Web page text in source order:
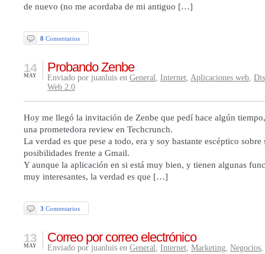
de nuevo (no me acordaba de mi antiguo […]
8 Comentarios
Probando Zenbe
14
MAY Enviado por juanluis en General, Internet, Aplicaciones web,
Web 2.0
Hoy me llegó la invitación de Zenbe que pedí hace algún
una prometedora review en Techcrunch.
La verdad es que pese a todo, era y soy bastante escéptico sobre
posibilidades frente a Gmail.
Y aunque la aplicación en si está muy bien, y tienen algunas
muy interesantes, la verdad es que […]
3 Comentarios
Correo por correo electrónico
13
MAY Enviado por juanluis en General, Internet, Marketing, Negocios,